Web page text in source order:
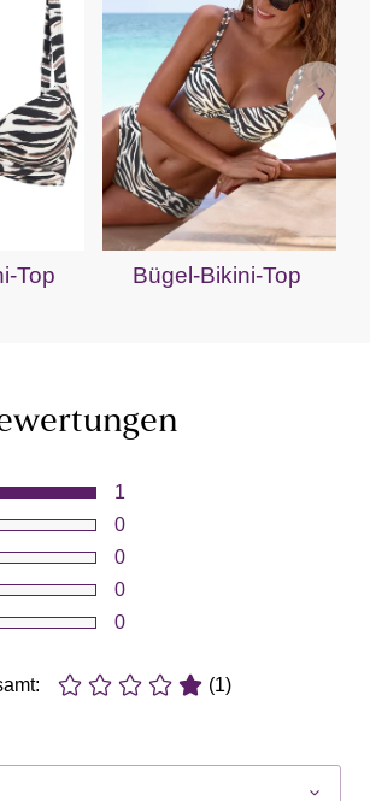
Top Bügel-Bikini-Top
1
0
0
0
0
(1)